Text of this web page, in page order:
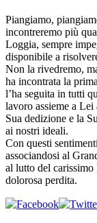
Piangiamo,
incontreremo più
Loggia, sempre
disponibile a
Non la rivedremo,
ha incontrata la
l’ha seguita in tutti
lavoro assieme a
Sua dedizione e la
ai nostri ideali.
Con questi
associandosi al
al lutto del
dolorosa perdita.